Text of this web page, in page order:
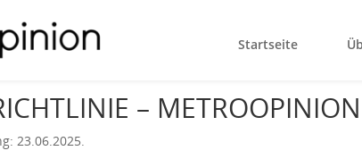
Startseite
– METROOPINION
23.06.2025.